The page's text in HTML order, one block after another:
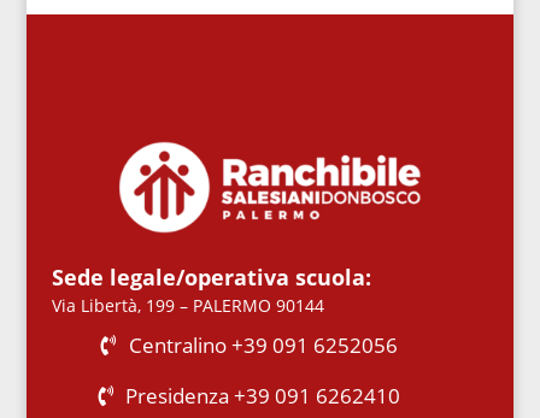
Sede legale/operativa scuola:
Via Libertà, 199 – PALERMO 90144
Centralino +39 091 6252056
Presidenza +39 091 6262410